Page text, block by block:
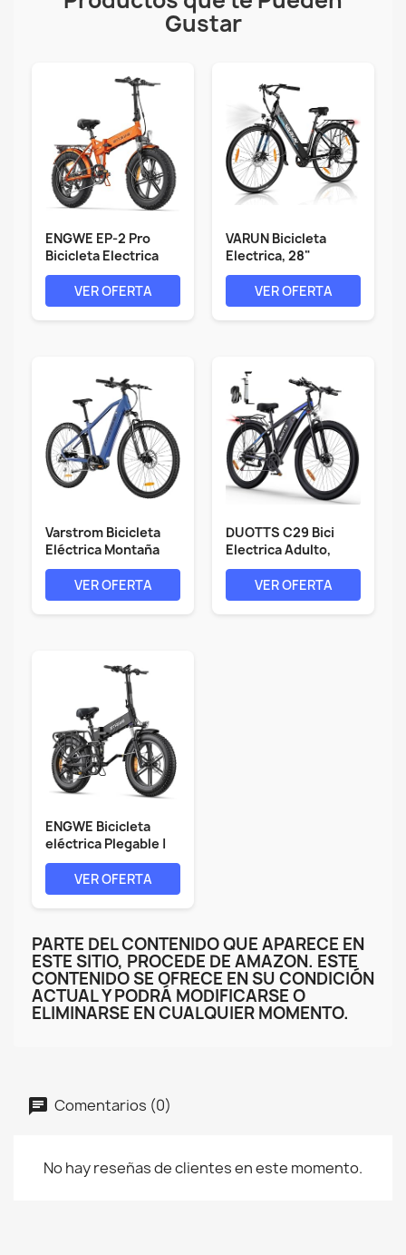
Gustar
ENGWE EP-2 Pro
Bicicleta Electrica
Plegable...
VER OFERTA
VARUN Bicicleta
Electrica, 28"
Bicicleta...
VER OFERTA
Varstrom Bicicleta
Eléctrica Montaña
Adultos -...
VER OFERTA
DUOTTS C29 Bici
Electrica Adulto,
29''...
VER OFERTA
ENGWE Bicicleta
eléctrica Plegable |
832Wh 16AH...
VER OFERTA
PARTE DEL CONTENIDO QUE APARECE EN
ESTE SITIO, PROCEDE DE AMAZON. ESTE
CONTENIDO SE OFRECE EN SU CONDICIÓN
ACTUAL Y PODRÁ MODIFICARSE O
ELIMINARSE EN CUALQUIER MOMENTO.
Comentarios (0)
No hay reseñas de clientes en este momento.